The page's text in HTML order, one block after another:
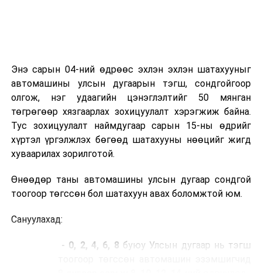
Энэ сарын 04-ний өдрөөс эхлэн эхлэн шатахууныг
автомашины улсын дугаарын тэгш, сондгойгоор
олгож, нэг удаагийн цэнэглэлтийг 50 мянган
төгрөгөөр хязгаарлах зохицуулалт хэрэгжиж байна.
Тус зохицуулалт наймдугаар сарын 15-ны өдрийг
хүртэл үргэлжлэх бөгөөд шатахууны нөөцийг жигд
хуваарилах зорилготой.
Өнөөдөр таны автомашины улсын дугаар сондгой
тоогоор төгссөн бол шатахуун авах боломжтой юм.
Сануулахад:
- 0, 2, 4, 6, 8 буюу Улсын дугаар нь тэгш